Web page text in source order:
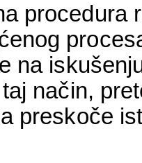
procedura
na
način,
preskoče